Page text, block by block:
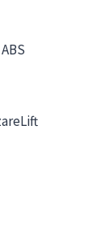
ABS